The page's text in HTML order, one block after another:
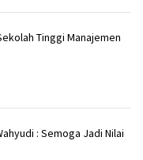
Tinggi Manajemen
: Semoga Jadi Nilai